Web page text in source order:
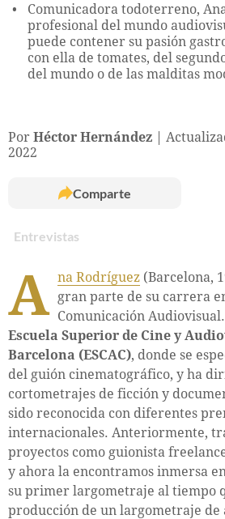
Comunicadora todoterreno,
profesional del mundo
puede contener su pasión
con ella de tomates, del
del mundo o de las malditas
Por Héctor Hernández
2022
Comparte
Entrevistas
A na Rodríguez (Barcelona,
gran parte de su carrera
Comunicación Audiovisual.
Escuela Superior de Cine y
Barcelona (ESCAC), donde se
del guión cinematográfico, y ha
cortometrajes de ficción y
sido reconocida con diferentes
internacionales. Anteriormente,
proyectos como guionista
y ahora la encontramos inmersa
su primer largometraje al tiempo
producción de un largometraje de